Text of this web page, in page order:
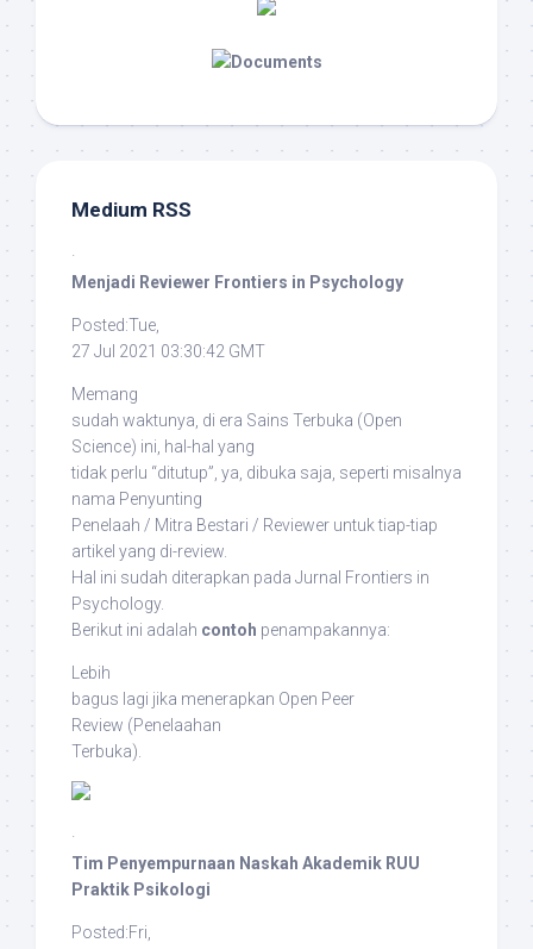
Medium RSS
·
Menjadi Reviewer Frontiers in Psychology
Posted:Tue,
27 Jul 2021 03:30:42 GMT
Memang
sudah waktunya, di era Sains Terbuka (Open
Science) ini, hal-hal yang
tidak perlu “ditutup”, ya, dibuka saja, seperti misalnya
nama Penyunting
Penelaah / Mitra Bestari / Reviewer untuk tiap-tiap
artikel yang di-review.
Hal ini sudah diterapkan pada Jurnal Frontiers in
Psychology.
Berikut ini adalah contoh penampakannya:
Lebih
bagus lagi jika menerapkan Open Peer
Review (Penelaahan
Terbuka).
·
Tim Penyempurnaan Naskah Akademik RUU
Praktik Psikologi
Posted:Fri,